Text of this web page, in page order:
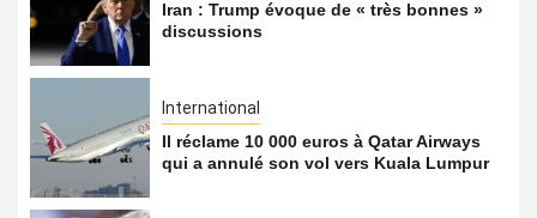
Iran : Trump évoque de « très bonnes »
discussions
International
Il réclame 10 000 euros à Qatar Airways
qui a annulé son vol vers Kuala Lumpur